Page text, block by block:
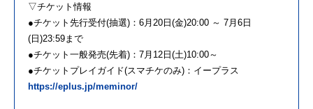
▽チケット情報
●チケット先行受付(抽選)：6月20日(金)20:00 ～ 7月6日
(日)23:59まで
●チケット一般発売(先着)：7月12日(土)10:00～
●チケットプレイガイド(スマチケのみ)：イープラス
https://eplus.jp/meminor/